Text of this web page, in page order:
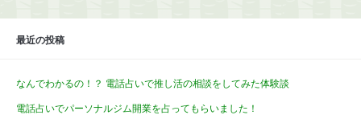
最近の投稿
なんでわかるの！？ 電話占いで推し活の相談をしてみた体験談
電話占いでパーソナルジム開業を占ってもらいました！